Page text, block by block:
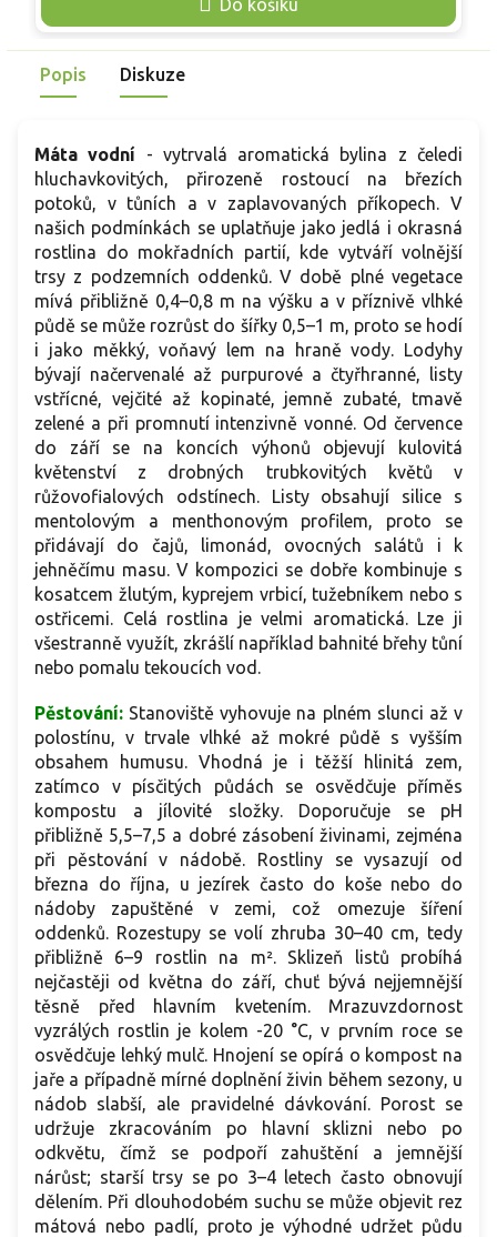
Do košíku
června do září. Půda má být humózní, propustná a spíše
limonád, sirupů, ovocných salátů a k dochucení pečeného
ovoce.
Popis Diskuze
Máta vodní - vytrvalá aromatická bylina z čeledi
hluchavkovitých, přirozeně rostoucí na březích
potoků, v tůních a v zaplavovaných příkopech. V
našich podmínkách se uplatňuje jako jedlá i okrasná
rostlina do mokřadních partií, kde vytváří volnější
trsy z podzemních oddenků. V době plné vegetace
mívá přibližně 0,4–0,8 m na výšku a v příznivě vlhké
půdě se může rozrůst do šířky 0,5–1 m, proto se hodí
i jako měkký, voňavý lem na hraně vody. Lodyhy
bývají načervenalé až purpurové a čtyřhranné, listy
vstřícné, vejčité až kopinaté, jemně zubaté, tmavě
zelené a při promnutí intenzivně vonné. Od července
do září se na koncích výhonů objevují kulovitá
květenství z drobných trubkovitých květů v
růžovofialových odstínech. Listy obsahují silice s
mentolovým a menthonovým profilem, proto se
přidávají do čajů, limonád, ovocných salátů i k
jehněčímu masu. V kompozici se dobře kombinuje s
kosatcem žlutým, kyprejem vrbicí, tužebníkem nebo s
ostřicemi. Celá rostlina je velmi aromatická. Lze ji
všestranně využít, zkrášlí například bahnité břehy tůní
nebo pomalu tekoucích vod.
Pěstování: Stanoviště vyhovuje na plném slunci až v
polostínu, v trvale vlhké až mokré půdě s vyšším
obsahem humusu. Vhodná je i těžší hlinitá zem,
zatímco v písčitých půdách se osvědčuje příměs
kompostu a jílovité složky. Doporučuje se pH
přibližně 5,5–7,5 a dobré zásobení živinami, zejména
při pěstování v nádobě. Rostliny se vysazují od
března do října, u jezírek často do koše nebo do
nádoby zapuštěné v zemi, což omezuje šíření
oddenků. Rozestupy se volí zhruba 30–40 cm, tedy
přibližně 6–9 rostlin na m². Sklizeň listů probíhá
nejčastěji od května do září, chuť bývá nejjemnější
těsně před hlavním kvetením. Mrazuvzdornost
vyzrálých rostlin je kolem -20 °C, v prvním roce se
osvědčuje lehký mulč. Hnojení se opírá o kompost na
jaře a případně mírné doplnění živin během sezony, u
nádob slabší, ale pravidelné dávkování. Porost se
udržuje zkracováním po hlavní sklizni nebo po
odkvětu, čímž se podpoří zahuštění a jemnější
nárůst; starší trsy se po 3–4 letech často obnovují
dělením. Při dlouhodobém suchu se může objevit rez
mátová nebo padlí, proto je výhodné udržet půdu